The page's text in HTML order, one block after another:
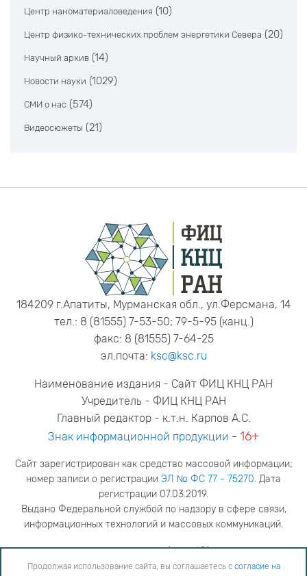
Центр наноматериаловедения (10)
Центр физико-технических проблем энергетики Севера (20)
Научный архив (14)
Новости науки (1029)
СМИ о нас (574)
Видеосюжеты (21)
184209 г.Апатиты, Мурманская обл., ул.Ферсмана, 14
тел.: 8 (81555) 7-53-50; 79-5-95 (канц.)
факс: 8 (81555) 7-64-25
эл.почта: ksc@ksc.ru
Наименование издания - Сайт ФИЦ КНЦ РАН
Учредитель - ФИЦ КНЦ РАН
Главный редактор - к.т.н. Карпов А.С.
Знак информационной продукции - 16+
Сайт зарегистрирован как средство массовой информации;
номер записи о регистрации ЭЛ № ФС 77 - 75270. Дата
регистрации 07.03.2019.
Выдано Федеральной службой по надзору в сфере связи,
информационных технологий и массовых коммуникаций.
адрес редакцииya.stogova@ksc.ru
телефон редакции81555-79-516
Продолжая использование сайта, вы соглашаетесь с согласие на